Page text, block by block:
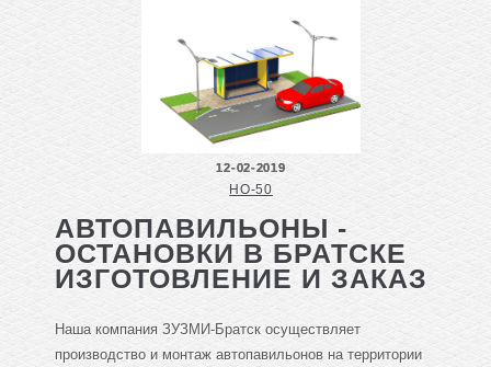
12-02-2019
НО-50
АВТОПАВИЛЬОНЫ -
ОСТАНОВКИ В БРАТСКЕ
ИЗГОТОВЛЕНИЕ И ЗАКАЗ
Наша компания ЗУЗМИ-Братск осуществляет
производство и монтаж автопавильонов на территории